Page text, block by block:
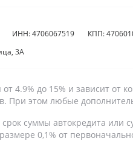
ИНН: 4706067519 КПП:
3А
от 4.9% до 15% и зависит
При этом любые
суммы автокредита или
0,1% от